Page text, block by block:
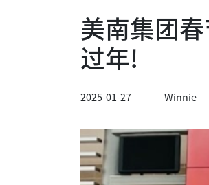
美南集团
过年!
2025-01-27 Winnie